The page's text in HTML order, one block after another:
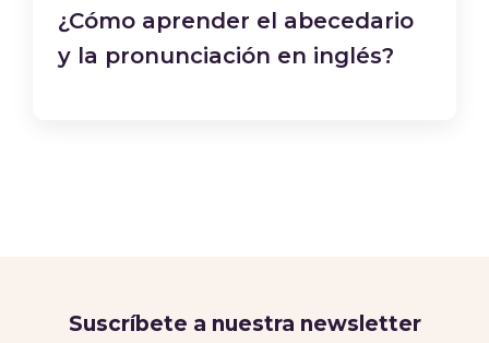
¿Cómo aprender el abecedario
y la pronunciación en inglés?
Suscríbete a nuestra newsletter